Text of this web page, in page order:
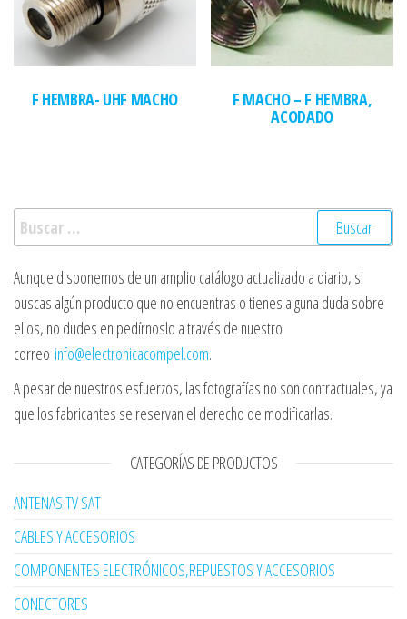
F HEMBRA- UHF MACHO F MACHO – F HEMBRA,
ACODADO
Buscar:
Aunque disponemos de un amplio catálogo actualizado a diario, si
buscas algún producto que no encuentras o tienes alguna duda sobre
ellos, no dudes en pedírnoslo a través de nuestro
correo info@electronicacompel.com.
A pesar de nuestros esfuerzos, las fotografías no son contractuales, ya
que los fabricantes se reservan el derecho de modificarlas.
CATEGORÍAS DE PRODUCTOS
ANTENAS TV SAT
CABLES Y ACCESORIOS
COMPONENTES ELECTRÓNICOS,REPUESTOS Y ACCESORIOS
CONECTORES